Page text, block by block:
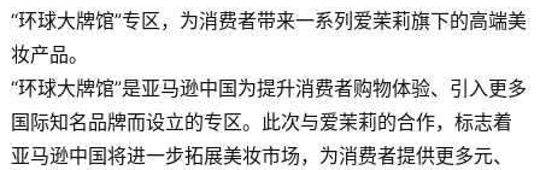
“环球大牌馆”专区，为消费者带来一系列爱茉莉旗下的高端美
妆产品。
“环球大牌馆”是亚马逊中国为提升消费者购物体验、引入更多
国际知名品牌而设立的专区。此次与爱茉莉的合作，标志着
亚马逊中国将进一步拓展美妆市场，为消费者提供更多元、